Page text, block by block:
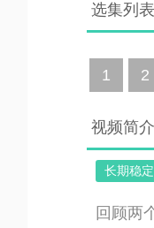
选集列表
1 2
视频简介
长期稳定
回顾两